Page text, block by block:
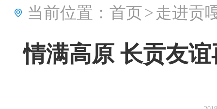
当前位置： 首页>走进贡
情满高原 长贡友